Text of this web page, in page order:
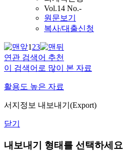
Vol.14 No.-
원문보기
복사/대출신청
123
연관 검색어 추천
이 검색어로 많이 본 자료
활용도 높은 자료
서지정보 내보내기(Export)
닫기
내보내기 형태를 선택하세요